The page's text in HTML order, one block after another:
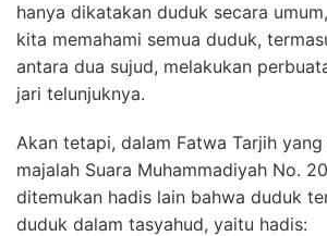
hanya dikatakan duduk secara
kita memahami semua duduk,
antara dua sujud, melakukan
jari telunjuknya.
Akan tetapi, dalam Fatwa Tarjih
majalah Suara Muhammadiyah No.
ditemukan hadis lain bahwa duduk
duduk dalam tasyahud, yaitu hadis: